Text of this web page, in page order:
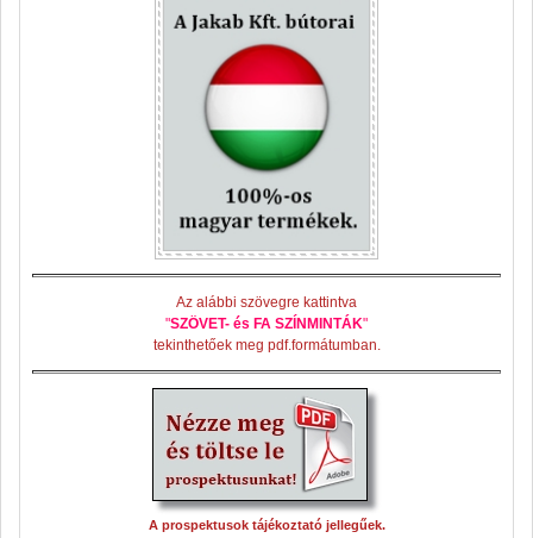
Az alábbi szövegre kattintva
"SZÖVET- és FA SZÍNMINTÁK"
tekinthetőek meg pdf.formátumban.
A prospektusok tájékoztató jellegűek.